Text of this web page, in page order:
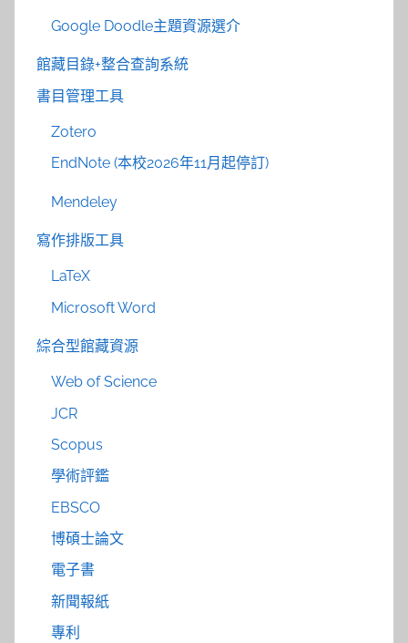
Google Doodle主題資源選介
館藏目錄+整合查詢系統
書目管理工具
Zotero
EndNote (本校2026年11月起停訂)
Mendeley
寫作排版工具
LaTeX
Microsoft Word
綜合型館藏資源
Web of Science
JCR
Scopus
學術評鑑
EBSCO
博碩士論文
電子書
新聞報紙
專利